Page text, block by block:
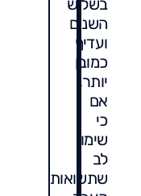
בשלוש
השנים
ועדיף
כמובן
יותר,
אם
כי
שימו
לב
שתשואות